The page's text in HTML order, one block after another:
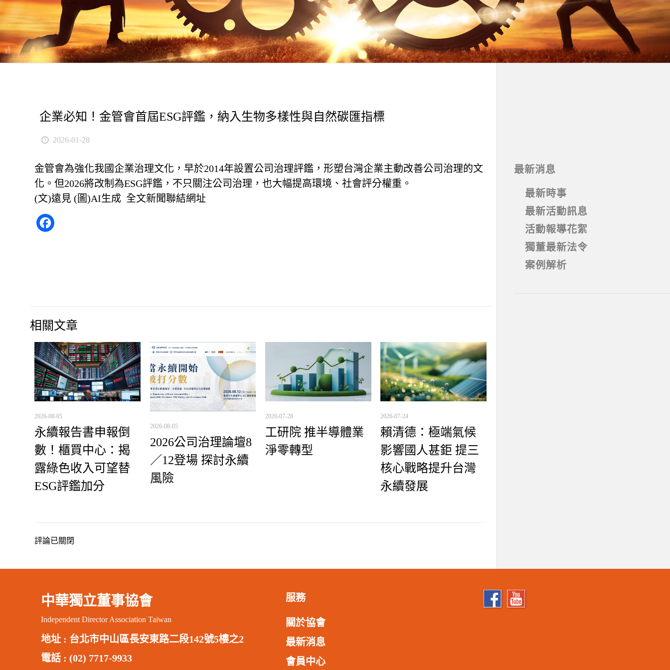
企業必知！金管會首屆ESG評鑑，納入生物多樣性與自然碳匯指標
2026-01-28
金管會為強化我國企業治理文化，早於2014年設置公司治理評鑑，形塑台灣企業主動改善公司治理的文
化。但2026將改制為ESG評鑑，不只關注公司治理，也大幅提高環境、社會評分權重。
(文)遠見 (圖)AI生成 全文新聞聯結網址
相關文章
2026-08-05
永續報告書申報倒
數！櫃買中心：揭
露綠色收入可望替
ESG評鑑加分
2026-08-05
2026公司治理論壇8
／12登場 探討永續
風險
2026-07-28
工研院 推半導體業
淨零轉型
2026-07-24
賴清德：極端氣候
影響國人甚鉅 提三
核心戰略提升台灣
永續發展
評論已關閉
最新消息
最新時事
最新活動訊息
活動報導花絮
獨董最新法令
案例解析
中華獨立董事協會
Independent Director Association Taiwan
地址 : 台北市中山區長安東路二段142號5樓之2
電話 : (02) 7717-9933
服務
關於協會
最新消息
會員中心